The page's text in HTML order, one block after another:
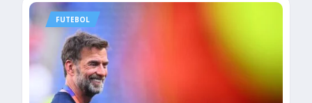
FUTEBOL